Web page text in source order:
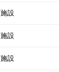
設
設
設